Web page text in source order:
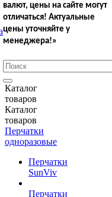
валют, цены на сайте могут
отличаться! Актуальные
цены уточняйте у
менеджера!»
Каталог
товаров
Каталог
товаров
Перчатки
одноразовые
Перчатки
SunViv
Перчатки